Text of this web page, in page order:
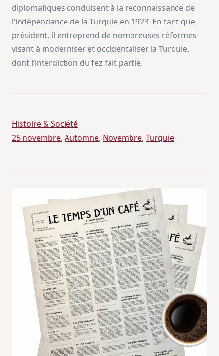
diplomatiques conduisent à la reconnaissance de
l’indépendance de la Turquie en 1923. En tant que
président, il entreprend de nombreuses réformes
visant à moderniser et occidentaliser la Turquie,
dont l’interdiction du fez fait partie.
Histoire & Société
25 novembre, Automne, Novembre, Turquie